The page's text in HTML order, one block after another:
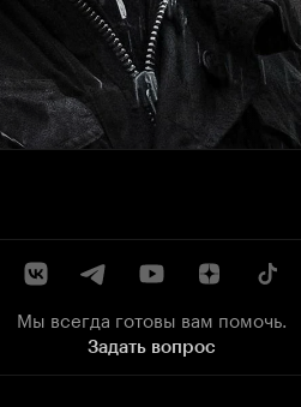
Мы всегда готовы вам помочь.
Задать вопрос